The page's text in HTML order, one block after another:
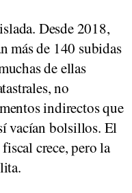
Desde 2018,
más de 140 subidas
de ellas
no
indirectos que
vacían bolsillos. El
crece, pero la